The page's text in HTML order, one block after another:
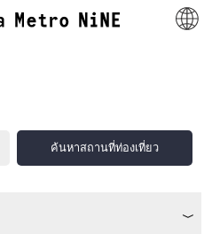
ค้นหาสถานที่ท่องเที่ยว